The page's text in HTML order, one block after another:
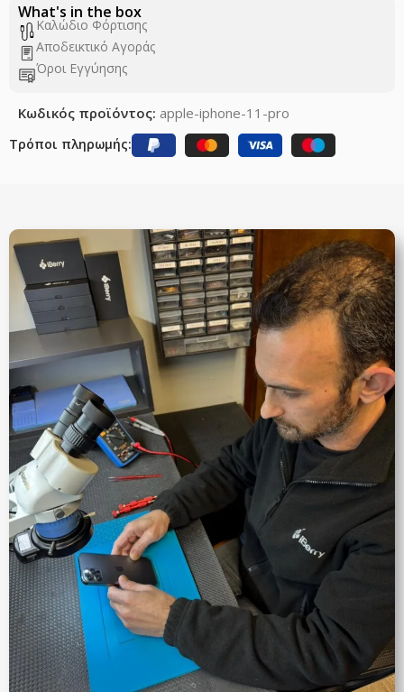
What's in the box
Καλώδιο Φόρτισης
Αποδεικτικό Αγοράς
Όροι Εγγύησης
Τρόποι πληρωμής:
Κωδικός προϊόντος: apple-iphone-11-pro